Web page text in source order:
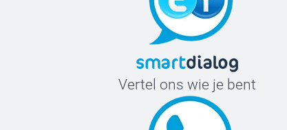
Vertel ons wie je bent